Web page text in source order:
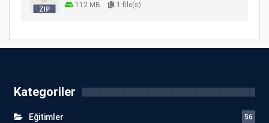
112 MB 1 file(s)
Kategoriler
Eğitimler 56